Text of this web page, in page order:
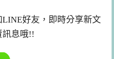
好友，即時分享新文
訊息哦!!